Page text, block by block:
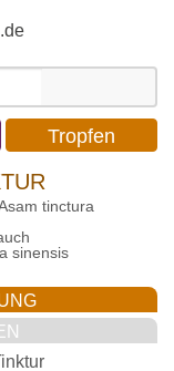
Tropfen
tinctura
sinensis